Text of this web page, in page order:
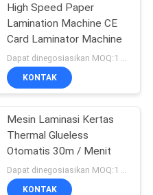
High Speed Paper
Lamination Machine CE
Card Laminator Machine
Dapat dinegosiasikan MOQ:1 Set / set
KONTAK
Mesin Laminasi Kertas
Thermal Glueless
Otomatis 30m / Menit
KONTAK